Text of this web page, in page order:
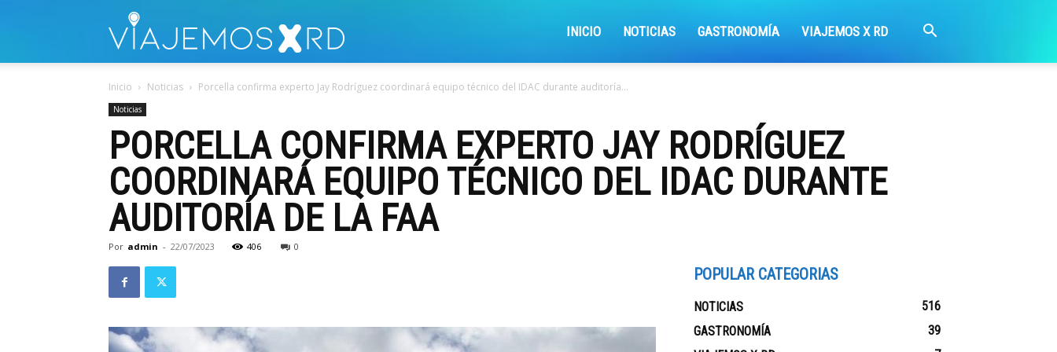
INICIO NOTICIAS GASTRONOMÍA VIAJEMOS X RD
Inicio Noticias Porcella confirma experto Jay Rodríguez coordinará equipo técnico del IDAC durante auditoría...
Noticias
PORCELLA CONFIRMA EXPERTO JAY RODRÍGUEZ
COORDINARÁ EQUIPO TÉCNICO DEL IDAC DURANTE
AUDITORÍA DE LA FAA
Por admin - 22/07/2023 406 0
POPULAR CATEGORIAS
NOTICIAS
516
GASTRONOMÍA
39